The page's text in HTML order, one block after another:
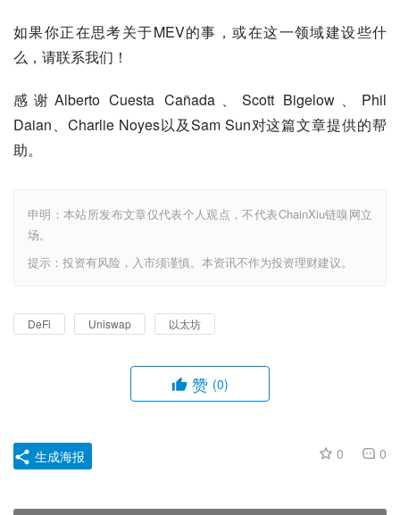
如果你正在思考关于MEV的事，或在这一领域建设些什
么，请联系我们！
感谢Alberto Cuesta Cañada、Scott Bigelow、Phil
Daian、Charlie Noyes以及Sam Sun对这篇文章提供的帮
助。
申明：本站所发布文章仅代表个人观点，不代表ChainXiu链嗅网立
场。
提示：投资有风险，入市须谨慎。本资讯不作为投资理财建议。
DeFi Uniswap 以太坊
赞 (0)
0 0
生成海报